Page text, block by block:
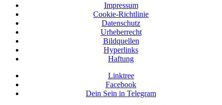
Impressum
Cookie-Richtlinie
Datenschutz
Urheberrecht
Bildquellen
Hyperlinks
Haftung
Linktree
Facebook
Dein Sein in Telegram